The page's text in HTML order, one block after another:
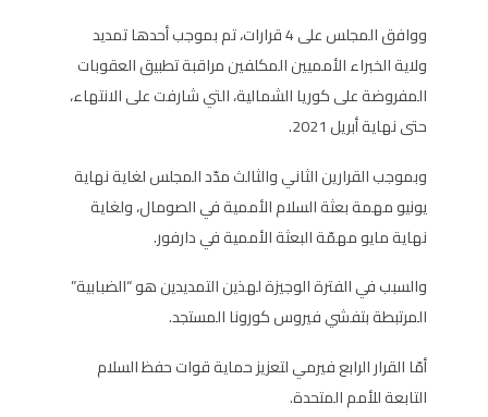
ووافق المجلس على 4 قرارات، تم بموجب أحدها تمديد
ولاية الخبراء الأمميين المكلفين مراقبة تطبيق العقوبات
المفروضة على كوريا الشمالية، التي شارفت على الانتهاء،
حتى نهاية أبريل 2021.
وبموجب القرارين الثاني والثالث مدّد المجلس لغاية نهاية
يونيو مهمة بعثة السلام الأممية في الصومال، ولغاية
نهاية مايو مهمّة البعثة الأممية في دارفور.
والسبب في الفترة الوجيزة لهذين التمديدين هو “الضبابية”
المرتبطة بتفشي فيروس كورونا المستجد.
أمّا القرار الرابع فيرمي لتعزيز حماية قوات حفظ السلام
التابعة للأمم المتحدة.